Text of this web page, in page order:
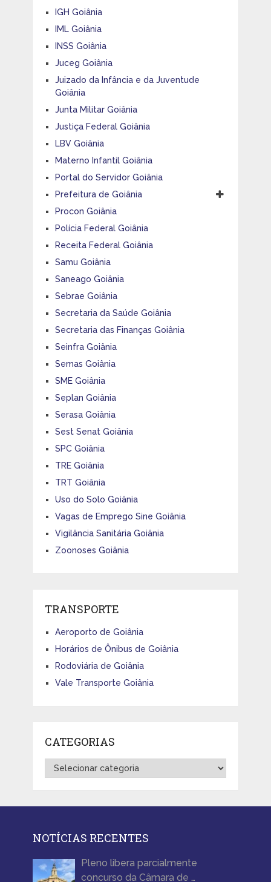
IGH Goiânia
IML Goiânia
INSS Goiânia
Juceg Goiânia
Juizado da Infância e da Juventude
Goiânia
Junta Militar Goiânia
Justiça Federal Goiânia
LBV Goiânia
Materno Infantil Goiânia
Portal do Servidor Goiânia
Prefeitura de Goiânia
Procon Goiânia
Polícia Federal Goiânia
Receita Federal Goiânia
Samu Goiânia
Saneago Goiânia
Sebrae Goiânia
Secretaria da Saúde Goiânia
Secretaria das Finanças Goiânia
Seinfra Goiânia
Semas Goiânia
SME Goiânia
Seplan Goiânia
Serasa Goiânia
Sest Senat Goiânia
SPC Goiânia
TRE Goiânia
TRT Goiânia
Uso do Solo Goiânia
Vagas de Emprego Sine Goiânia
Vigilância Sanitária Goiânia
Zoonoses Goiânia
TRANSPORTE
Aeroporto de Goiânia
Horários de Ônibus de Goiânia
Rodoviária de Goiânia
Vale Transporte Goiânia
CATEGORIAS
Categorias
NOTÍCIAS RECENTES
Pleno libera parcialmente
concurso da Câmara de …